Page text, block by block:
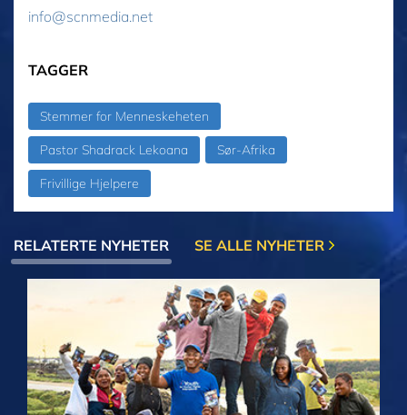
info@scnmedia.net
TAGGER
Stemmer for Menneskeheten
Pastor Shadrack Lekoana Sør-Afrika
Frivillige Hjelpere
RELATERTE NYHETER SE ALLE NYHETER